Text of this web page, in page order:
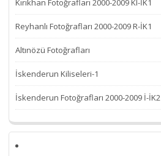
Kırıkhan Fotoğrafları 2000-2009 KI-İK1
Reyhanlı Fotoğrafları 2000-2009 R-İK1
Altınözü Fotoğrafları
İskenderun Kiliseleri-1
İskenderun Fotoğrafları 2000-2009 İ-İK2